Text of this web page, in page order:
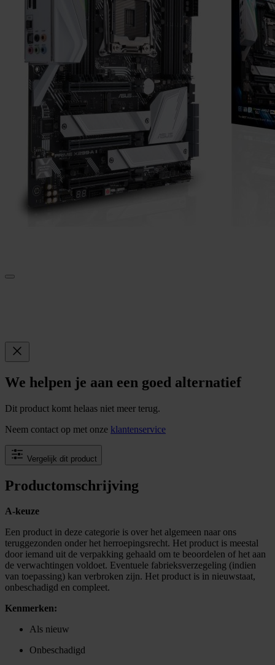
We helpen je aan een goed alternatief
Dit product komt helaas niet meer terug.
Neem contact op met onze klantenservice
Vergelijk dit product
Productomschrijving
A-keuze
Een product in deze categorie is over het algemeen naar ons
teruggezonden onder het herroepingsrecht. Het product is meestal
door iemand uit de verpakking gehaald om te beoordelen of het aan
de verwachtingen voldoet. Eventuele fabrieksverzegeling (indien
van toepassing) kan verbroken zijn. Het product is in nieuwstaat,
onbeschadigd en compleet.
Kenmerken:
Als nieuw
Onbeschadigd